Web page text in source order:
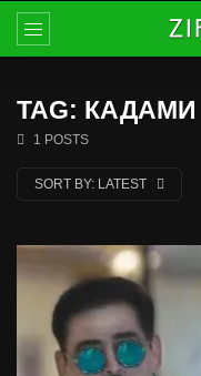
TAG:
1 POSTS
SORT BY: LATEST